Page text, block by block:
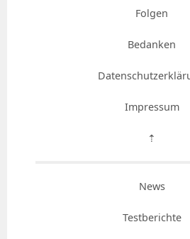
Folgen
Bedanken
Impressum
⇡
News
Testberichte